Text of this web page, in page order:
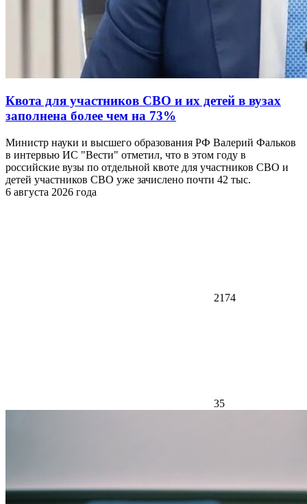
Квота для участников СВО и их детей в вузах
заполнена более чем на 73%
Министр науки и высшего образования РФ Валерий Фальков
в интервью ИС "Вести" отметил, что в этом году в
российские вузы по отдельной квоте для участников СВО и
детей участников СВО уже зачислено почти 42 тыс.
6 августа 2026 года
2174
35